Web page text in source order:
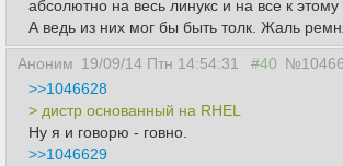
абсолютно на весь линукс и на все к этому
А ведь из них мог бы быть толк. Жаль
Аноним 19/09/14 Птн 14:54:31 #40
>>1046628
> дистр основанный на RHEL
Ну я и говорю - говно.
>>1046629